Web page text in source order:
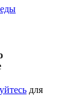
для